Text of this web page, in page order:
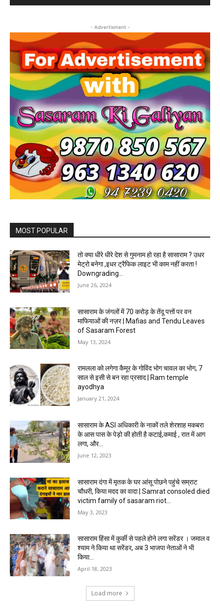
- Advertisment -
MOST POPULAR
तो क्या धीरे धीरे देश से गुमनाम हो रहा है सासाराम ? उधर
मेट्रो बनेगा ,इधर ट्रैफिक लाइट भी काम नहीं करता !
Downgrading...
June 26, 2024
सासाराम के जंगलों में 70 करोड़ के तेंदू पत्तों पर वन
माफियाओं की नज़र | Mafias and Tendu Leaves
of Sasaram Forest
May 13, 2024
रामलला को लगेगा कैमूर के गोविंद भोग चावल का भोग, 7
साल से इसी से बन रहा प्रसाद | Ram temple
ayodhya
January 21, 2024
सासाराम के ASI अधिकारी के नाकों तले शेरशाह मकबरा
के आस पास के पेड़ो की होती है कटाई,कमाई , रात में आग
लगा, और...
June 12, 2023
सासाराम दंगा में मृतक के घर आंसू पोछने पहुंचे सम्राट
चौधरी, किया मदद का वादा | Samrat consoled died
victim family of sasaram riot...
May 3, 2023
सासाराम हिंसा में कुर्की से पहले होने लगा सरेंडर । जमाल व
श्याम ने किया था सरेंडर, अब 3 भाजपा नेताओं ने भी
किया...
April 18, 2023
Load more